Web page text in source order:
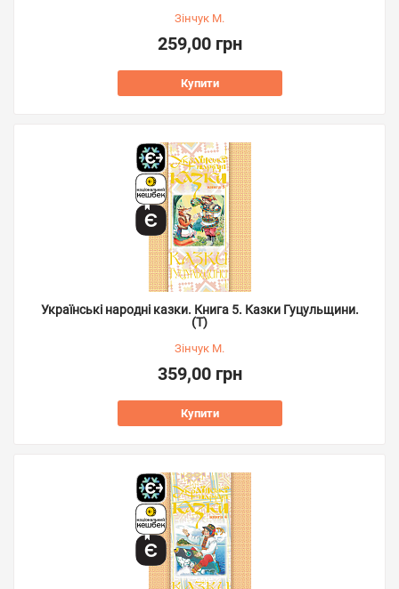
Зінчук М.
259,00 грн
Купити
Українські народні казки. Книга 5. Казки Гуцульщини.
(Т)
Зінчук М.
359,00 грн
Купити